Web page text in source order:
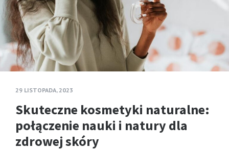
29 LISTOPADA, 2023
Skuteczne kosmetyki naturalne:
połączenie nauki i natury dla
zdrowej skóry